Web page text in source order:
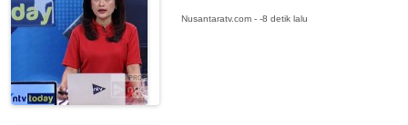
Nusantaratv.com - -8 detik lalu